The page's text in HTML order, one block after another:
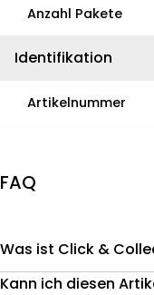
Anzahl Pakete
Identifikation
Artikelnummer
FAQ
Was ist Click &
Kann ich diesen